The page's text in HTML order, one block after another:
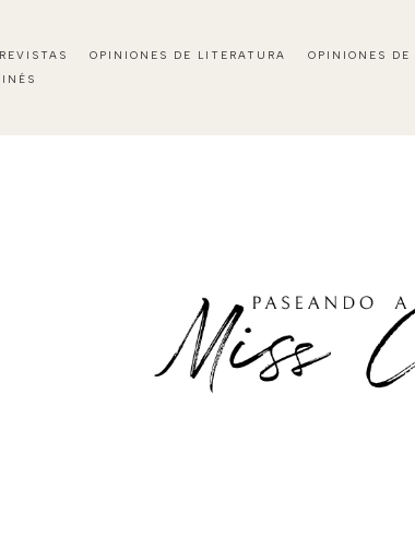
OPINIONES DE LITERATURA OPINIONES DE